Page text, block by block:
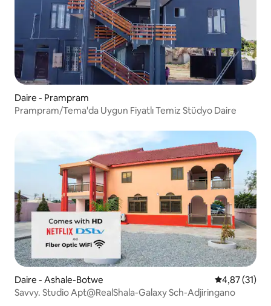
Daire - Prampram
Prampram/Tema'da Uygun Fiyatlı Temiz Stüdyo Daire
Daire - Ashale-Botwe 5 üzerinden
4,87 (31)
Savvy. Studio Apt@RealShala-Galaxy Sch-Adjiringano